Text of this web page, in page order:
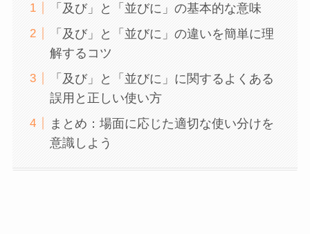
「及び」と「並びに」の基本的な意味
「及び」と「並びに」の違いを簡単に理
解するコツ
「及び」と「並びに」に関するよくある
誤用と正しい使い方
まとめ：場面に応じた適切な使い分けを
意識しよう